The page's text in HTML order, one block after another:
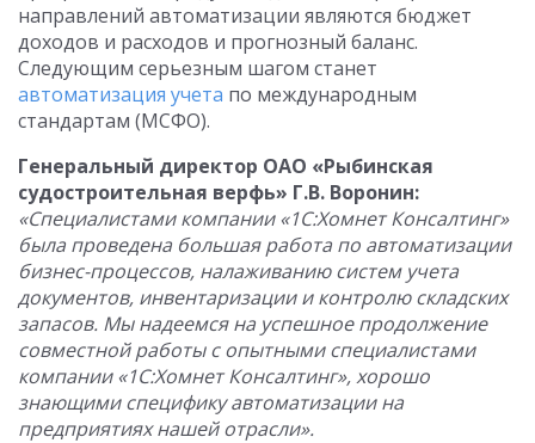
направлений автоматизации являются бюджет
доходов и расходов и прогнозный баланс.
Следующим серьезным шагом станет
автоматизация учета по международным
стандартам (МСФО).
Генеральный директор ОАО «Рыбинская
судостроительная верфь» Г.В. Воронин:
«Специалистами компании «1С:Хомнет Консалтинг»
была проведена большая работа по автоматизации
бизнес-процессов, налаживанию систем учета
документов, инвентаризации и контролю складских
запасов. Мы надеемся на успешное продолжение
совместной работы с опытными специалистами
компании «1С:Хомнет Консалтинг», хорошо
знающими специфику автоматизации на
предприятиях нашей отрасли».